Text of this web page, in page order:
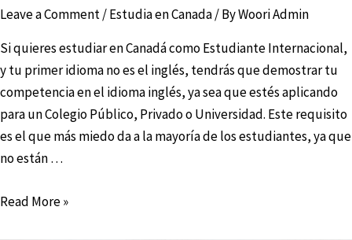
Leave a Comment/Estudia en Canada/ ByWoori Admin
Si quieres estudiar en Canadá como Estudiante Internacional,
y tu primer idioma no es el inglés, tendrás que demostrar tu
competencia en el idioma inglés, ya sea que estés aplicando
para un Colegio Público, Privado o Universidad. Este requisito
es el que más miedo da a la mayoría de los estudiantes, ya que
no están …
Read More »